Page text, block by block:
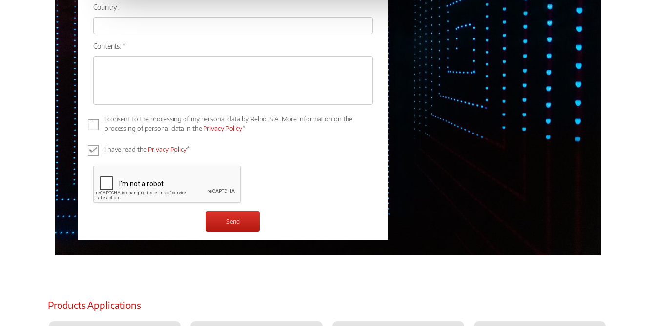
Country:
Contents: *
I consent to the processing of my personal data by Relpol S.A. More information on the
processing of personal data in thePrivacy Policy*
I have read thePrivacy Policy*
Products Applications